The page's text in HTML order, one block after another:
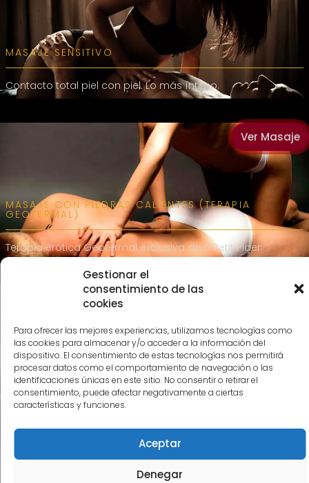
Gestionar el
consentimiento de las
cookies
Para ofrecer las mejores experiencias, utilizamos tecnologías como
las cookies para almacenar y/o acceder a la información del
dispositivo. El consentimiento de estas tecnologías nos permitirá
procesar datos como el comportamiento de navegación o las
identificaciones únicas en este sitio. No consentir o retirar el
consentimiento, puede afectar negativamente a ciertas
características y funciones.
Aceptar
Denegar
MASAJE SENSITIVO
Contacto total piel con piel. Lo más íntimo.
Ver Masaje
MASAJE CON PIEDRAS CALIENTES (TERAPIA
GEOTERMAL)
Terapia erótica Geotermal exclusiva de El Petit Plaer
MASAJE EXFOLIANTE
Cuidado personal y bienestar al siguiente nivel.
Ver Masaje